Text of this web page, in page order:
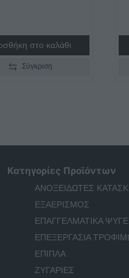
στο καλάθι
Σύγκριση
Κατηγορίες Προϊόντων
ΑΝΟΞΕΙΔΩΤΕΣ
ΕΞΑΕΡΙΣΜΟΣ
ΕΠΑΓΓΕΛΜΑΤΙΚΑ
ΕΠΕΞΕΡΓΑΣΙΑ
ΕΠΙΠΛΑ
ΖΥΓΑΡΙΕΣ